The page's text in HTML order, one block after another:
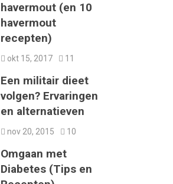
havermout (en 10
havermout
recepten)
okt 15, 2017 11
Een militair dieet
volgen? Ervaringen
en alternatieven
nov 20, 2015 10
Omgaan met
Diabetes (Tips en